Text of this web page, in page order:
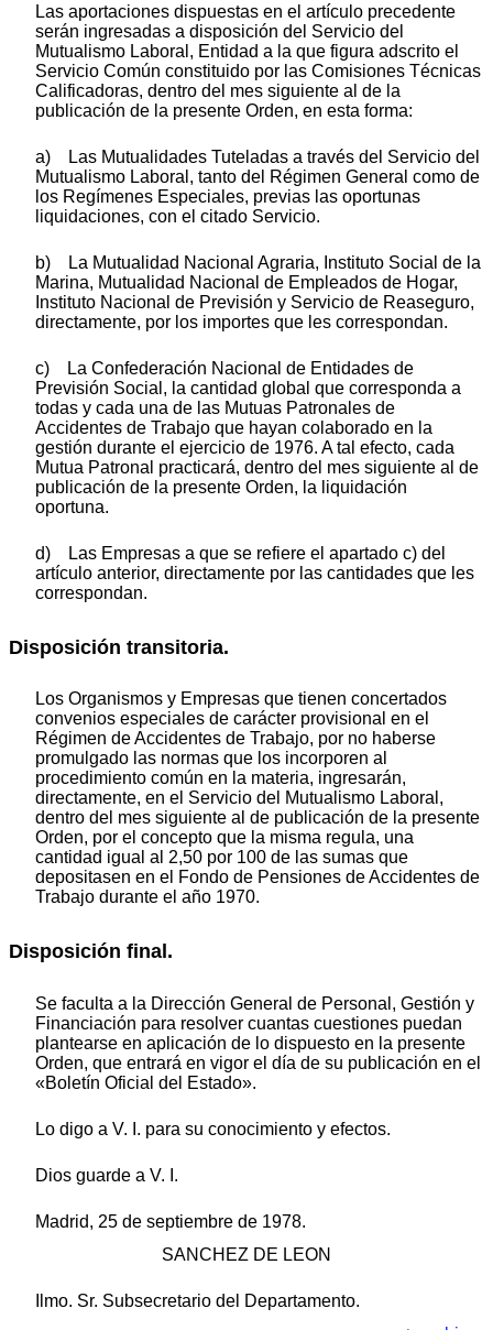
Las aportaciones dispuestas en el artículo precedente
serán ingresadas a disposición del Servicio del
Mutualismo Laboral, Entidad a la que figura adscrito el
Servicio Común constituido por las Comisiones Técnicas
Calificadoras, dentro del mes siguiente al de la
publicación de la presente Orden, en esta forma:
a) Las Mutualidades Tuteladas a través del Servicio del
Mutualismo Laboral, tanto del Régimen General como de
los Regímenes Especiales, previas las oportunas
liquidaciones, con el citado Servicio.
b) La Mutualidad Nacional Agraria, Instituto Social de la
Marina, Mutualidad Nacional de Empleados de Hogar,
Instituto Nacional de Previsión y Servicio de Reaseguro,
directamente, por los importes que les correspondan.
c) La Confederación Nacional de Entidades de
Previsión Social, la cantidad global que corresponda a
todas y cada una de las Mutuas Patronales de
Accidentes de Trabajo que hayan colaborado en la
gestión durante el ejercicio de 1976. A tal efecto, cada
Mutua Patronal practicará, dentro del mes siguiente al de
publicación de la presente Orden, la liquidación
oportuna.
d) Las Empresas a que se refiere el apartado c) del
artículo anterior, directamente por las cantidades que les
correspondan.
Disposición transitoria.
Los Organismos y Empresas que tienen concertados
convenios especiales de carácter provisional en el
Régimen de Accidentes de Trabajo, por no haberse
promulgado las normas que los incorporen al
procedimiento común en la materia, ingresarán,
directamente, en el Servicio del Mutualismo Laboral,
dentro del mes siguiente al de publicación de la presente
Orden, por el concepto que la misma regula, una
cantidad igual al 2,50 por 100 de las sumas que
depositasen en el Fondo de Pensiones de Accidentes de
Trabajo durante el año 1970.
Disposición final.
Se faculta a la Dirección General de Personal, Gestión y
Financiación para resolver cuantas cuestiones puedan
plantearse en aplicación de lo dispuesto en la presente
Orden, que entrará en vigor el día de su publicación en el
«Boletín Oficial del Estado».
Lo digo a V. I. para su conocimiento y efectos.
Dios guarde a V. I.
Madrid, 25 de septiembre de 1978.
SANCHEZ DE LEON
Ilmo. Sr. Subsecretario del Departamento.